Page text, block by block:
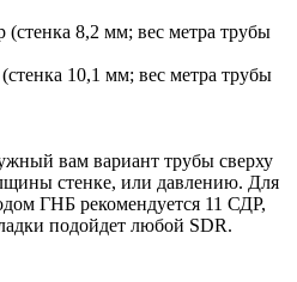
8,2 мм; вес метра трубы
10,1 мм; вес метра трубы
вам вариант трубы сверху
стенке, или давлению. Для
ГНБ рекомендуется 11 СДР,
подойдет любой SDR.